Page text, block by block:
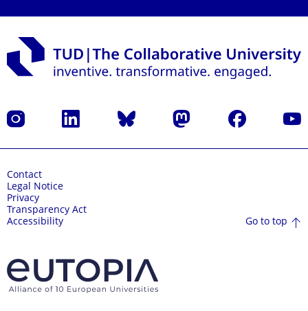
Instagram LinkedIn Bluesky Mastodon Facebook
Contact
Legal Notice
Privacy
Transparency Act
Accessibility
Go to top